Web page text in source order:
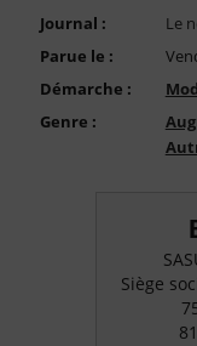
Journal :
Le
Parue le :
Démarche :
Genre :
Siège